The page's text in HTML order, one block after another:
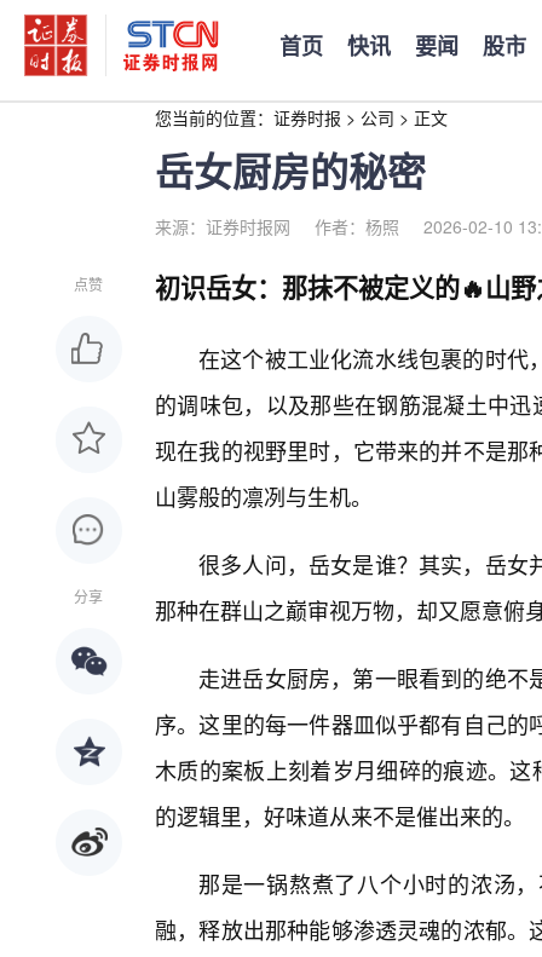
首页 快讯 要闻 股市
您当前的位置： 证券时报 > 公司 > 正文
岳女厨房的秘密
来源：证券时报网 作者：杨照 2026-02-10
点赞
分享
初识岳女：那抹不被定义的🔥山
在这个被工业化流水线包裹的时代
的调味包，以及那些在钢筋混凝土中
现在我的视野里时，它带来的并不是
山雾般的凛冽与生机。
很多人问，岳女是谁？其实，岳
那种在群山之巅审视万物，却又愿意俯
走进岳女厨房，第一眼看到的绝
序。这里的每一件器皿似乎都有自己
木质的案板上刻着岁月细碎的痕迹。
的逻辑里，好味道从来不是催出来的。
那是一锅熬煮了八个小时的浓汤
融，释放出那种能够渗透灵魂的浓郁